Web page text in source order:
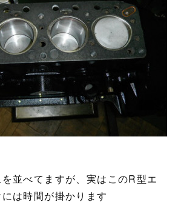
並べてますが、実はこのR型エ
は時間が掛かります